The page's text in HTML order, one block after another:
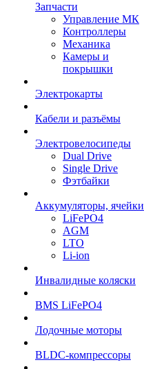
Запчасти
Управление МК
Контроллеры
Механика
Камеры и
покрышки
Электрокарты
Кабели и разъёмы
Электровелосипеды
Dual Drive
Single Drive
Фэтбайки
Аккумуляторы, ячейки
LiFePO4
AGM
LTO
Li-ion
Инвалидные коляски
BMS LiFePO4
Лодочные моторы
BLDC-компрессоры